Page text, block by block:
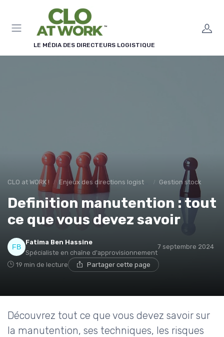
LE MÉDIA DES DIRECTEURS LOGISTIQUE
CLO at WORK ! Enjeux des directions logistiques Gestion stock
Definition manutention : tout
ce que vous devez savoir
Fatima Ben Hassine
Spécialiste en chaîne d'approvisionnement
7 septembre 2024
19 min de lecture Partager cette page
Découvrez tout ce que vous devez savoir sur
la manutention, ses techniques, les risques
Panneau de gestion des cookies